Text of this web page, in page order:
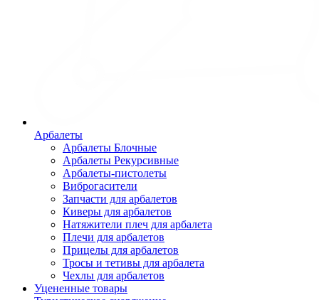
Арбалеты
Арбалеты Блочные
Арбалеты Рекурсивные
Арбалеты-пистолеты
Виброгасители
Запчасти для арбалетов
Киверы для арбалетов
Натяжители плеч для арбалета
Плечи для арбалетов
Прицелы для арбалетов
Тросы и тетивы для арбалета
Чехлы для арбалетов
Уцененные товары